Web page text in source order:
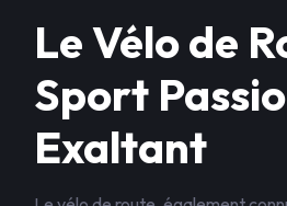
Le Vélo de
Sport
Exaltant